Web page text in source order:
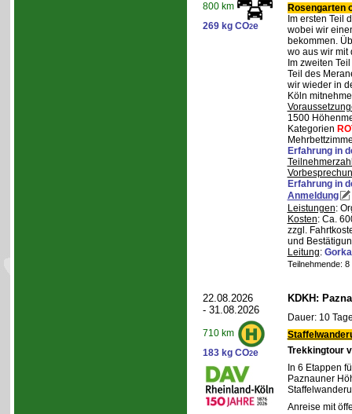
800 km
269 kg CO2e
Rosengarten
Im ersten Teil
wobei wir
bekommen.
wo aus wir mit
Im zweiten
Teil des
wir wieder in
Köln
1500
Kategorien
Erfahrung in
Erfahrung in
Anmeldung
Leistungen:
Kosten: Ca.
zzgl.
und
Leitung:
Teilnehmende:
22.08.2026
- 31.08.2026
710 km
183 kg CO2e
KDKH:
Dauer: 10
Trekkingtour
In 6 Etappen
Paznauner
Anreise mit